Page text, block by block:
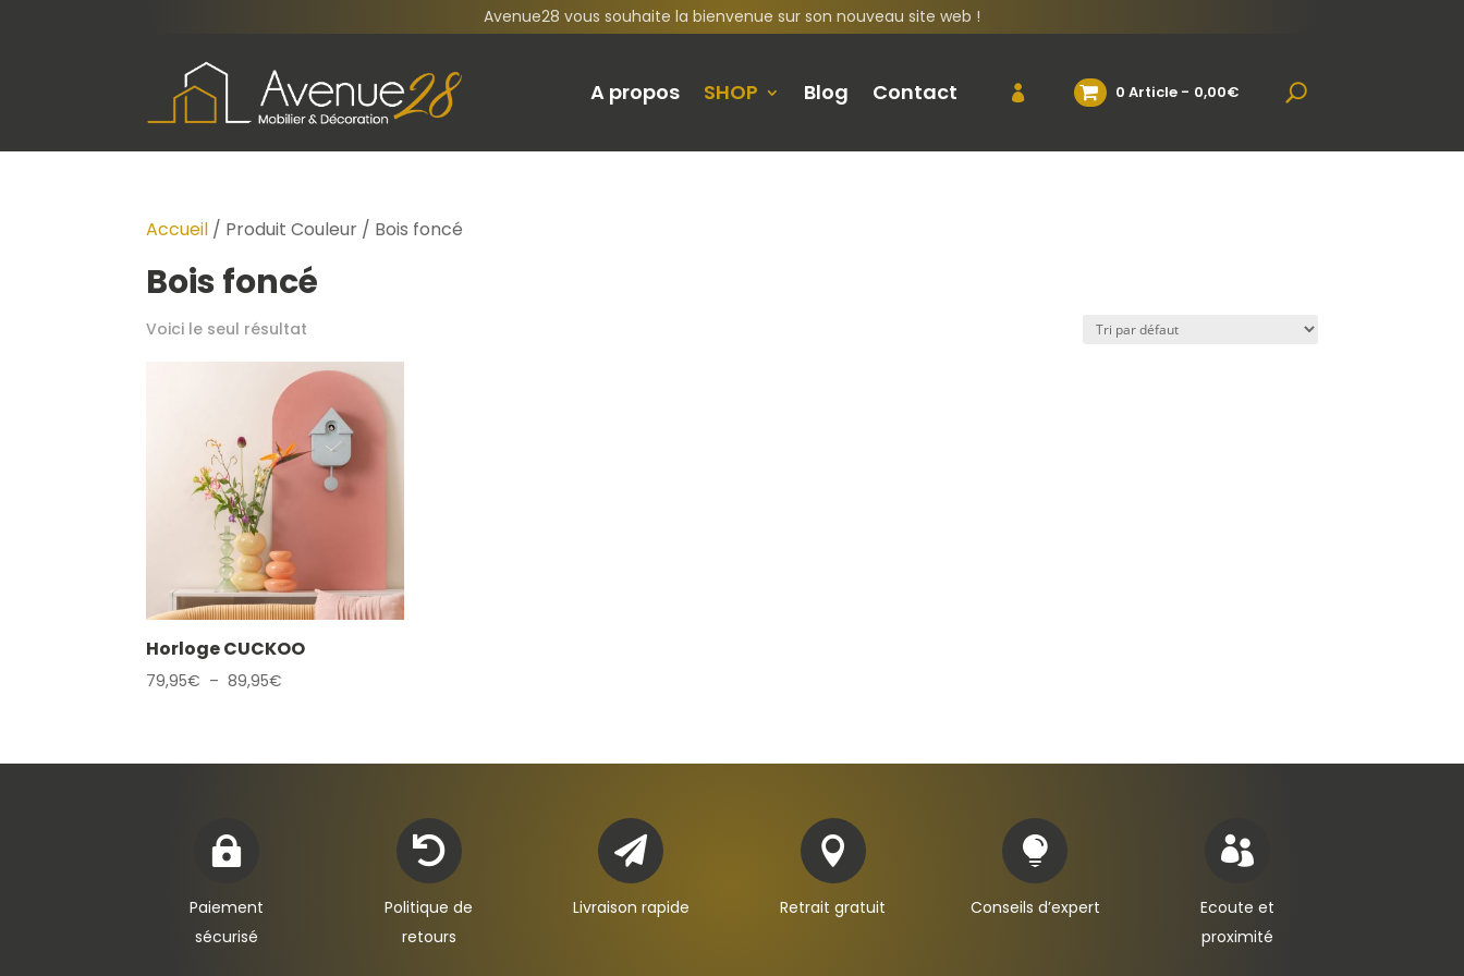
Avenue28 vous souhaite la bienvenue sur son nouveau site web !
A propos SHOP Blog Contact 0 Article 0,00€
Accueil / Produit Couleur / Bois foncé
Bois foncé
Voici le seul résultat
Horloge CUCKOO
79,95€ – 89,95€

Paiement
sécurisé

Politique de
retours

Livraison rapide

Retrait gratuit

Conseils d’expert

Ecoute et
proximité